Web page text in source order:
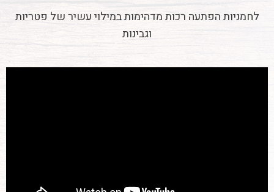
לחמניות הפתעה רכות מדהימות במילוי עשיר של פטריות
וגבינות